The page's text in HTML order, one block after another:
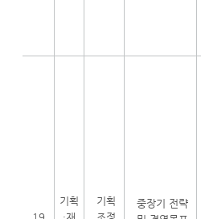
기획
기획
중장기 전략